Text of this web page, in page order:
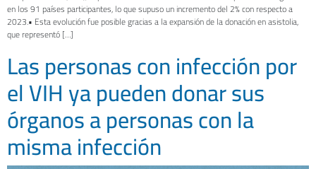
en los 91 países participantes, lo que supuso un incremento del 2% con respecto a
2023.• Esta evolución fue posible gracias a la expansión de la donación en asistolia,
que representó […]
Las personas con infección por
el VIH ya pueden donar sus
órganos a personas con la
misma infección